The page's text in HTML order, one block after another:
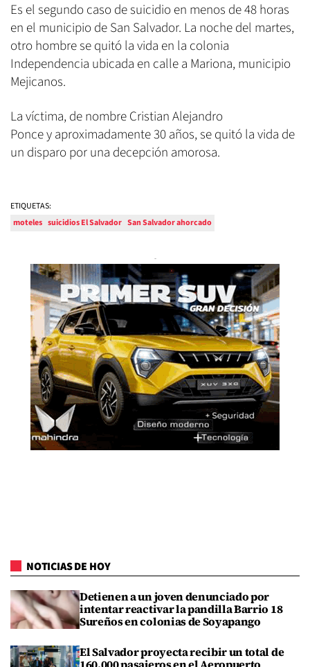
Es el segundo caso de suicidio en menos de 48 horas
en el municipio de San Salvador. La noche del martes,
otro hombre se quitó la vida en la colonia
Independencia ubicada en calle a Mariona, municipio
Mejicanos.
La víctima, de nombre Cristian Alejandro
Ponce y aproximadamente 30 años, se quitó la vida de
un disparo por una decepción amorosa.
ETIQUETAS:
moteles suicidios El Salvador San Salvador ahorcado
NOTICIAS DE HOY
Detienen a un joven denunciado por
intentar reactivar la pandilla Barrio 18
Sureños en colonias de Soyapango
El Salvador proyecta recibir un total de